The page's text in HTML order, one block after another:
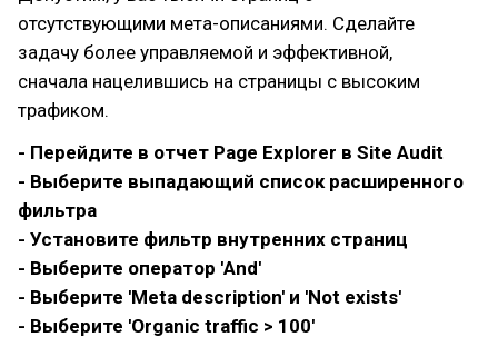
отсутствующими мета-описаниями. Сделайте
задачу более управляемой и эффективной,
сначала нацелившись на страницы с высоким
трафиком.
- Перейдите в отчет Page Explorer в Site Audit
- Выберите выпадающий список расширенного
фильтра
- Установите фильтр внутренних страниц
- Выберите оператор 'And'
- Выберите 'Meta description' и 'Not exists'
- Выберите 'Organic traffic > 100'